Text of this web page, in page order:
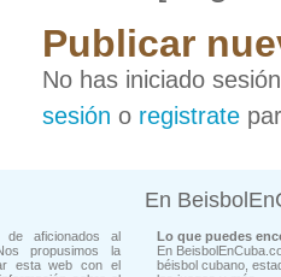
Publicar
No has iniciado
sesión o registrate
de aficionados al
propusimos la
esta web con el
En
Lo que puedes
En
béisbol cubano,